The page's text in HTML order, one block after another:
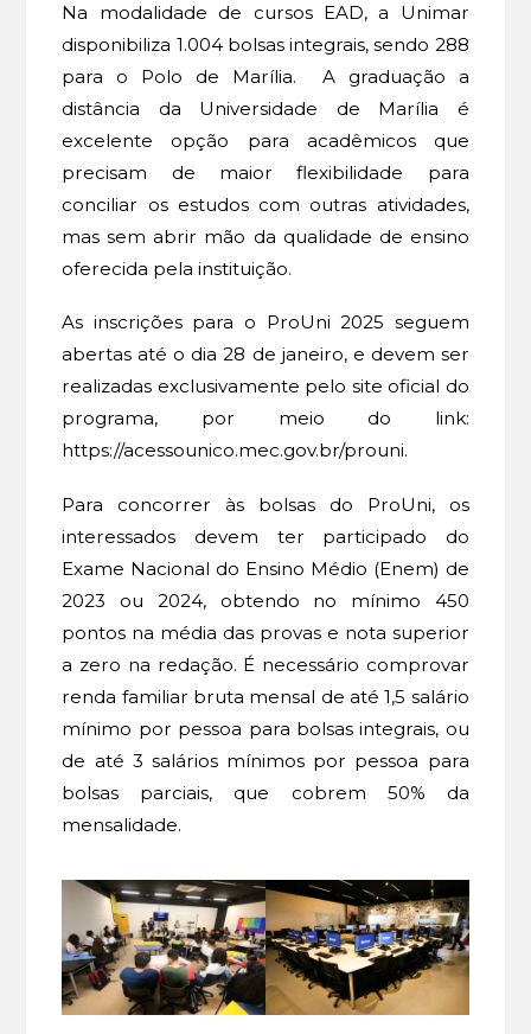
Na modalidade de cursos EAD, a Unimar
disponibiliza 1.004 bolsas integrais, sendo 288
para o Polo de Marília. A graduação a
distância da Universidade de Marília é
excelente opção para acadêmicos que
precisam de maior flexibilidade para
conciliar os estudos com outras atividades,
mas sem abrir mão da qualidade de ensino
oferecida pela instituição.
As inscrições para o ProUni 2025 seguem
abertas até o dia 28 de janeiro, e devem ser
realizadas exclusivamente pelo site oficial do
programa, por meio do link:
https://acessounico.mec.gov.br/prouni.
Para concorrer às bolsas do ProUni, os
interessados devem ter participado do
Exame Nacional do Ensino Médio (Enem) de
2023 ou 2024, obtendo no mínimo 450
pontos na média das provas e nota superior
a zero na redação. É necessário comprovar
renda familiar bruta mensal de até 1,5 salário
mínimo por pessoa para bolsas integrais, ou
de até 3 salários mínimos por pessoa para
bolsas parciais, que cobrem 50% da
mensalidade.